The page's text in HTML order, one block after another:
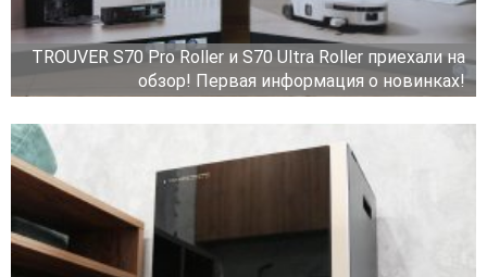
TROUVER S70 Pro Roller и S70 Ultra Roller приехали на
обзор! Первая информация о новинках!